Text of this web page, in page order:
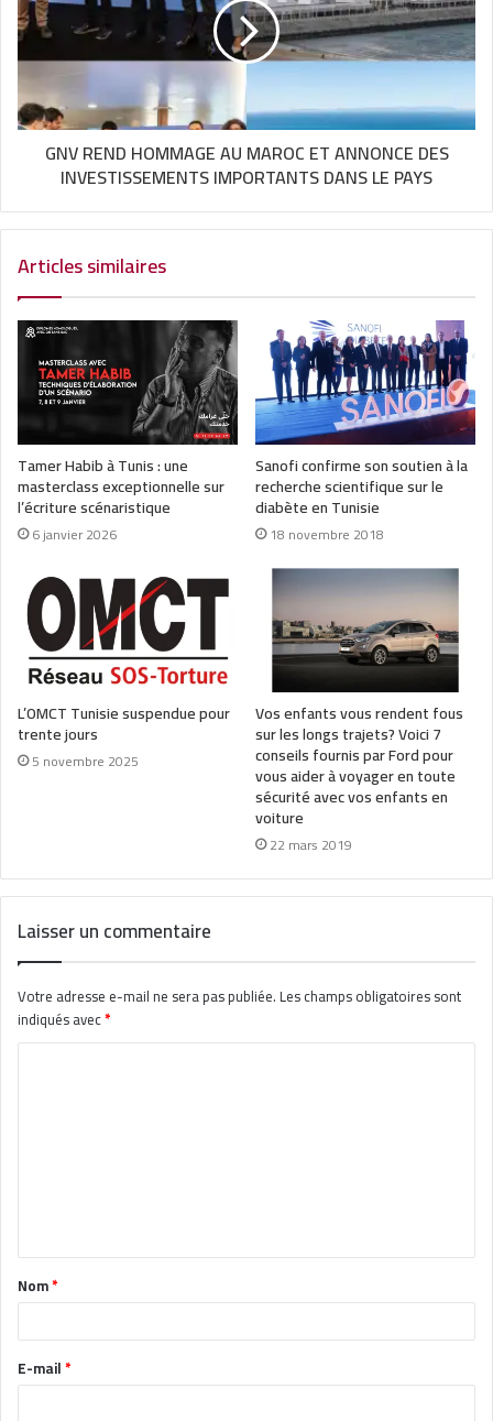
GNV REND HOMMAGE AU MAROC ET ANNONCE DES
INVESTISSEMENTS IMPORTANTS DANS LE PAYS
Articles similaires
Tamer Habib à Tunis : une
masterclass exceptionnelle sur
l’écriture scénaristique
6 janvier 2026
Sanofi confirme son soutien à la
recherche scientifique sur le
diabète en Tunisie
18 novembre 2018
L’OMCT Tunisie suspendue pour
trente jours
5 novembre 2025
Vos enfants vous rendent fous
sur les longs trajets? Voici 7
conseils fournis par Ford pour
vous aider à voyager en toute
sécurité avec vos enfants en
voiture
22 mars 2019
Laisser un commentaire
Votre adresse e-mail ne sera pas publiée.Les champs obligatoires sont
indiqués avec*
t
a
e
Nom*
E-mail*